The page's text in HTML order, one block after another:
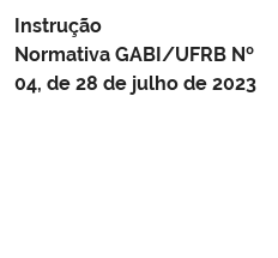
Instrução
Normativa GABI/UFRB Nº
04, de 28 de julho de 2023